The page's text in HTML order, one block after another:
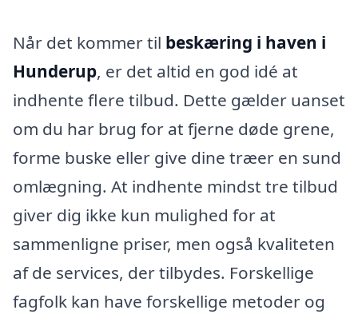
Når det kommer til beskæring i haven i
Hunderup, er det altid en god idé at
indhente flere tilbud. Dette gælder uanset
om du har brug for at fjerne døde grene,
forme buske eller give dine træer en sund
omlægning. At indhente mindst tre tilbud
giver dig ikke kun mulighed for at
sammenligne priser, men også kvaliteten
af de services, der tilbydes. Forskellige
fagfolk kan have forskellige metoder og